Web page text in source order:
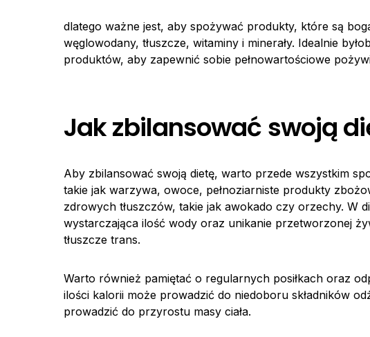
dlatego ważne jest, aby spożywać produkty, które są
węglowodany, tłuszcze, witaminy i minerały. Idealnie
produktów, aby zapewnić sobie pełnowartościowe
Jak zbilansować swoją
Aby zbilansować swoją dietę, warto przede wszystkim
takie jak warzywa, owoce, pełnoziarniste produkty
zdrowych tłuszczów, takie jak awokado czy orzechy. W
wystarczająca ilość wody oraz unikanie przetworzonej
tłuszcze trans.
Warto również pamiętać o regularnych posiłkach oraz
ilości kalorii może prowadzić do niedoboru składników
prowadzić do przyrostu masy ciała.